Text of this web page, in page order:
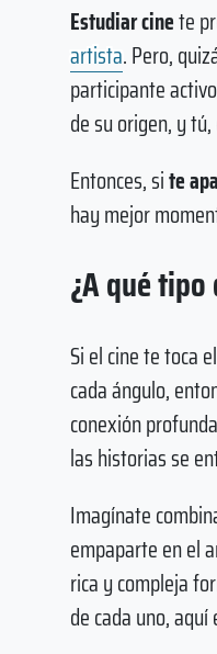
Estudiar cinete
artista. Pero,
participante
de su origen, y
Entonces, site
hay mejor
¿A qué
Si el cine te toca
cada ángulo,
conexión
las historias se
Imagínate
empaparte en el
rica y compleja
de cada uno,